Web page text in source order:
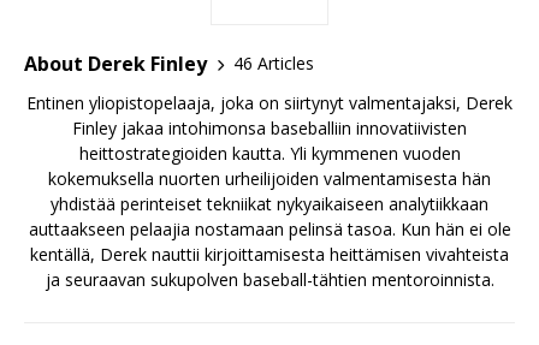
About Derek Finley
46 Articles
Entinen yliopistopelaaja, joka on siirtynyt valmentajaksi, Derek
Finley jakaa intohimonsa baseballiin innovatiivisten
heittostrategioiden kautta. Yli kymmenen vuoden
kokemuksella nuorten urheilijoiden valmentamisesta hän
yhdistää perinteiset tekniikat nykyaikaiseen analytiikkaan
auttaakseen pelaajia nostamaan pelinsä tasoa. Kun hän ei ole
kentällä, Derek nauttii kirjoittamisesta heittämisen vivahteista
ja seuraavan sukupolven baseball-tähtien mentoroinnista.